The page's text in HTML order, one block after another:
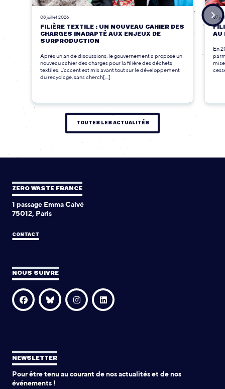
08 juillet 2026
FILIÈRE TEXTILE : UN NOUVEAU CAHIER DES
CHARGES INADAPTÉ AUX ENJEUX DE
SURPRODUCTION
Après un an de discussions, le gouvernement a proposé un
nouveau cahier des charges pour la filière des déchets
textiles. L’accent est mis avant tout sur le développement
du recyclage, sans cherch[...]
07
AU
En
TOUTES LES ACTUALITÉS
ZERO WASTE FRANCE
1 passage Emma Calvé
75012, Paris
CONTACT
NOUS SUIVRE
NEWSLETTER
Pour être tenu au courant de nos actualités et de nos
événements !